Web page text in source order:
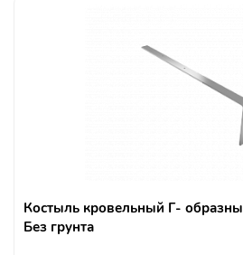
Костыль кровельный Г-
Без грунта